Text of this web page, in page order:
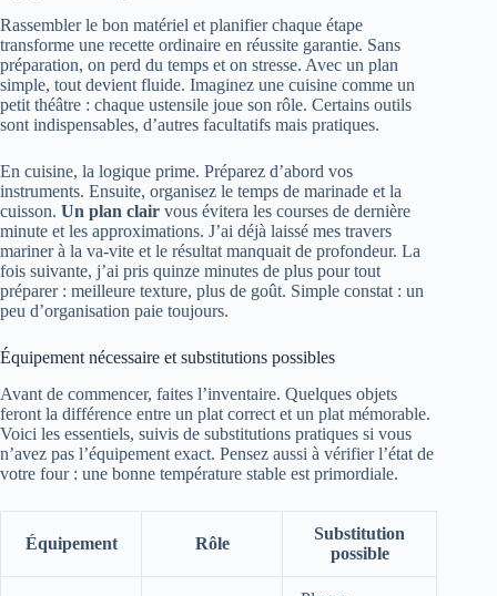
Rassembler le bon matériel et planifier chaque étape
transforme une recette ordinaire en réussite garantie. Sans
préparation, on perd du temps et on stresse. Avec un plan
simple, tout devient fluide. Imaginez une cuisine comme un
petit théâtre : chaque ustensile joue son rôle. Certains outils
sont indispensables, d’autres facultatifs mais pratiques.
En cuisine, la logique prime. Préparez d’abord vos
instruments. Ensuite, organisez le temps de marinade et la
cuisson. Un plan clair vous évitera les courses de dernière
minute et les approximations. J’ai déjà laissé mes travers
mariner à la va-vite et le résultat manquait de profondeur. La
fois suivante, j’ai pris quinze minutes de plus pour tout
préparer : meilleure texture, plus de goût. Simple constat : un
peu d’organisation paie toujours.
Équipement nécessaire et substitutions possibles
Avant de commencer, faites l’inventaire. Quelques objets
feront la différence entre un plat correct et un plat mémorable.
Voici les essentiels, suivis de substitutions pratiques si vous
n’avez pas l’équipement exact. Pensez aussi à vérifier l’état de
votre four : une bonne température stable est primordiale.
Équipement Rôle
Substitution
possible